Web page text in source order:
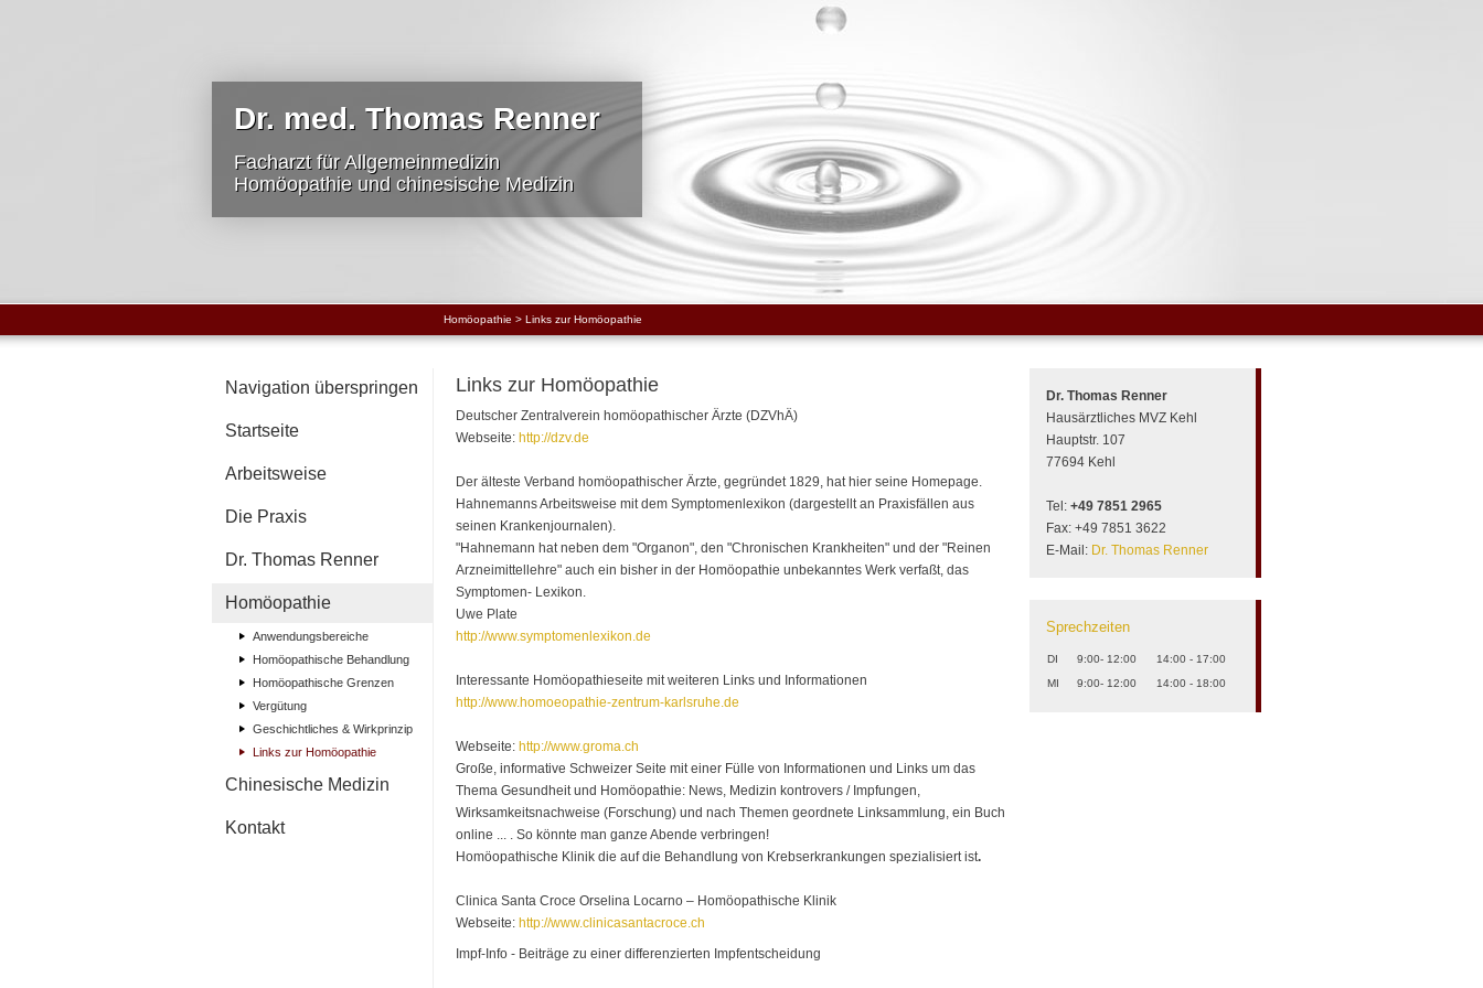
Dr. med. Thomas Renner
Facharzt für Allgemeinmedizin
Homöopathie und chinesische Medizin
Homöopathie > Links zur Homöopathie
Navigation überspringen
Startseite
Arbeitsweise
Die Praxis
Dr. Thomas Renner
Homöopathie
Anwendungsbereiche
Homöopathische Behandlung
Homöopathische Grenzen
Vergütung
Geschichtliches & Wirkprinzip
Links zur Homöopathie
Chinesische Medizin
Kontakt
Links zur Homöopathie
Deutscher Zentralverein homöopathischer Ärzte (DZVhÄ)
Webseite: http://dzv.de
Der älteste Verband homöopathischer Ärzte, gegründet 1829, hat hier seine Homepage.
Hahnemanns Arbeitsweise mit dem Symptomenlexikon (dargestellt an Praxisfällen aus
seinen Krankenjournalen).
"Hahnemann hat neben dem "Organon", den "Chronischen Krankheiten" und der "Reinen
Arzneimittellehre" auch ein bisher in der Homöopathie unbekanntes Werk verfaßt, das
Symptomen- Lexikon.
Uwe Plate
http://www.symptomenlexikon.de
Interessante Homöopathieseite mit weiteren Links und Informationen
http://www.homoeopathie-zentrum-karlsruhe.de
Webseite: http://www.groma.ch
Große, informative Schweizer Seite mit einer Fülle von Informationen und Links um das
Thema Gesundheit und Homöopathie: News, Medizin kontrovers / Impfungen,
Wirksamkeitsnachweise (Forschung) und nach Themen geordnete Linksammlung, ein Buch
online ... . So könnte man ganze Abende verbringen!
Homöopathische Klinik die auf die Behandlung von Krebserkrankungen spezialisiert ist.
Clinica Santa Croce Orselina Locarno – Homöopathische Klinik
Webseite: http://www.clinicasantacroce.ch
Impf-Info - Beiträge zu einer differenzierten Impfentscheidung
Dr. Thomas Renner
Hausärztliches MVZ Kehl
Hauptstr. 107
77694 Kehl
Tel: +49 7851 2965
Fax: +49 7851 3622
E-Mail: Dr. Thomas Renner
Sprechzeiten
DI 9:00- 12:00
14:00 - 17:00
MI
9:00- 12:00 14:00 - 18:00